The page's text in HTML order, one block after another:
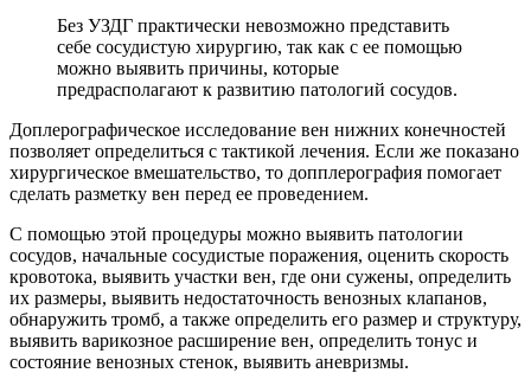
Без УЗДГ практически невозможно представить
себе сосудистую хирургию, так как с ее помощью
можно выявить причины, которые
предрасполагают к развитию патологий сосудов.
Доплерографическое исследование вен нижних конечностей
позволяет определиться с тактикой лечения. Если же показано
хирургическое вмешательство, то допплерография помогает
сделать разметку вен перед ее проведением.
С помощью этой процедуры можно выявить патологии
сосудов, начальные сосудистые поражения, оценить скорость
кровотока, выявить участки вен, где они сужены, определить
их размеры, выявить недостаточность венозных клапанов,
обнаружить тромб, а также определить его размер и структуру,
выявить варикозное расширение вен, определить тонус и
состояние венозных стенок, выявить аневризмы.